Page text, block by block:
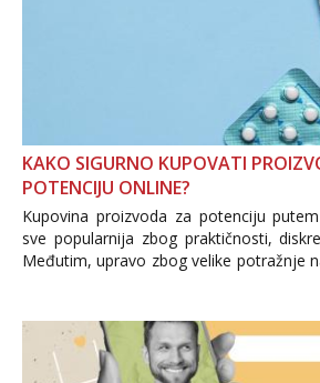
KAKO SIGURNO KUPOVATI
POTENCIJU ONLINE?
Kupovina proizvoda za potenciju
sve popularnija zbog praktičnosti,
Međutim, upravo zbog velike potražnje
i brojni krivotvoreni proizvodi,